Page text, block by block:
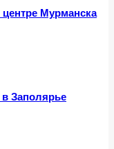
Мурманска
Заполярье